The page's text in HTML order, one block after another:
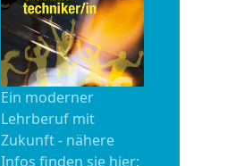
Ein moderner
Lehrberuf mit
Zukunft - nähere
Infos finden sie hier: